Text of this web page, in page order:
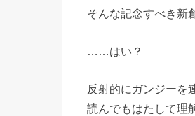
そんな記念すべき新
……はい？
反射的にガンジーを
読んでもはたして理